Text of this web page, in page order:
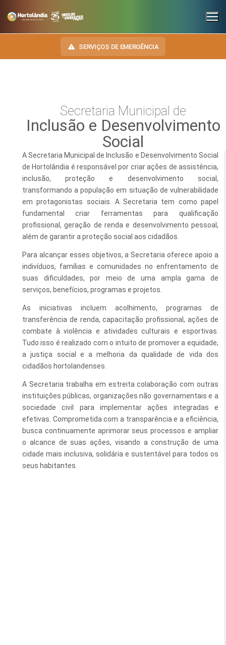
SERVIÇOS DE EMERGÊNCIA
SECRETARIAS
Administração e Gestão de Pessoal
Assuntos Jurídicos
Cultura
Desenvolvimento Econômico, Trabalho, Turismo e Inovação
Educação, Ciência e Tecnologia
Esporte e Lazer
Finanças
Governo
Inclusão e Desenvolvimento Social
Meio Ambiente, Desenvolvimento Sustentável e Assuntos
Climáticos
Obras
Planejamento Urbano e Gestão Estratégica
Saúde
Segurança Pública
HINO, BRASÃO E BANDEIRA
Autoridades do Município
Downloads
Telefones Úteis
Notícias Anteriores a 2024
TRANSPARÊNCIA
OUVIDORIA
DIÁRIO OFICIAL
LEIS MUNICIPAIS
Secretaria Municipal de
Inclusão e Desenvolvimento
Social
A Secretaria Municipal de Inclusão e Desenvolvimento Social
de Hortolândia é responsável por criar ações de assistência,
inclusão, proteção e desenvolvimento social,
transformando a população em situação de vulnerabilidade
em protagonistas sociais. A Secretaria tem como papel
fundamental criar ferramentas para qualificação
profissional, geração de renda e desenvolvimento pessoal,
além de garantir a proteção social aos cidadãos.
Para alcançar esses objetivos, a Secretaria oferece apoio a
indivíduos, famílias e comunidades no enfrentamento de
suas dificuldades, por meio de uma ampla gama de
serviços, benefícios, programas e projetos.
As iniciativas incluem acolhimento, programas de
transferência de renda, capacitação profissional, ações de
combate à violência e atividades culturais e esportivas.
Tudo isso é realizado com o intuito de promover a equidade,
a justiça social e a melhoria da qualidade de vida dos
cidadãos hortolandenses.
A Secretaria trabalha em estreita colaboração com outras
instituições públicas, organizações não governamentais e a
sociedade civil para implementar ações integradas e
efetivas. Comprometida com a transparência e a eficiência,
busca continuamente aprimorar seus processos e ampliar
o alcance de suas ações, visando a construção de uma
cidade mais inclusiva, solidária e sustentável para todos os
seus habitantes.